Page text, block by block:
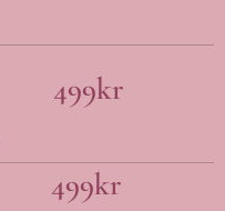
499kr
499kr